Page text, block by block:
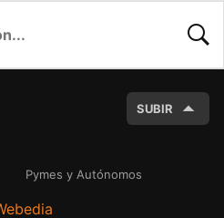
SUBIR
Pymes y Autónomos